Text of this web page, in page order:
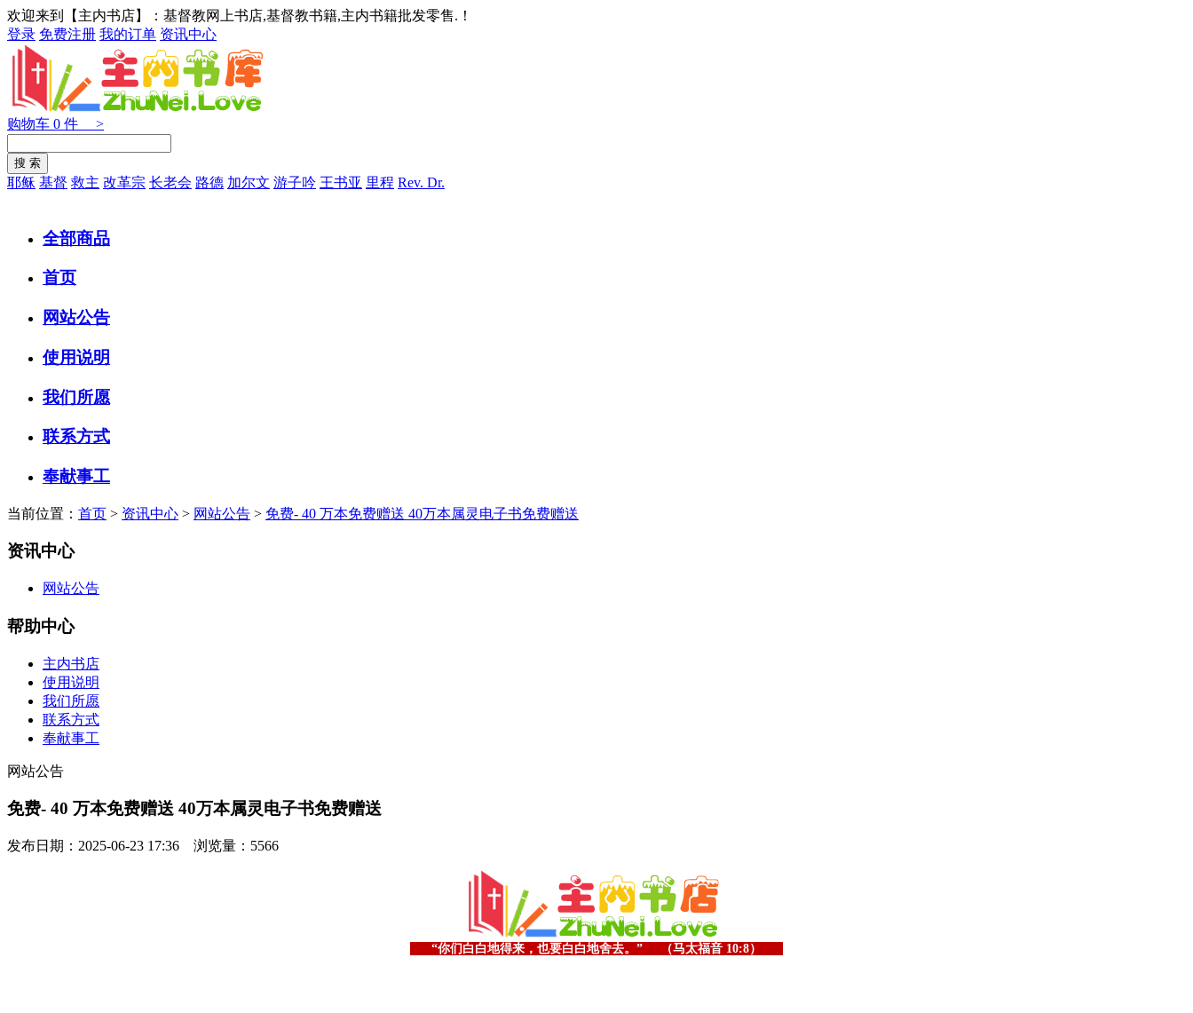
欢迎来到【主内书店】：基督教网上书店,基督教书籍,主内书籍批发零售.！
登录 免费注册 我的订单 资讯中心
购物车 0 件 >
耶稣 基督 救主 改革宗 长老会 路德 加尔文 游子吟 王书亚 里程 Rev. Dr.
全部商品
首页
网站公告
使用说明
我们所愿
联系方式
奉献事工
当前位置： 首页 > 资讯中心 > 网站公告 > 免费- 40 万本免费赠送 40万本属灵电子书免费赠送
资讯中心
网站公告
帮助中心
主内书店
使用说明
我们所愿
联系方式
奉献事工
网站公告
免费- 40 万本免费赠送 40万本属灵电子书免费赠送
发布日期：2025-06-23 17:36 浏览量：5566
“你们白白地得来，也要白白地舍去。” （马太福音 10:8）